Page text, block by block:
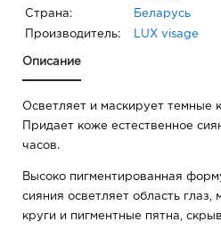
Страна: Беларусь
Производитель: LUX visage
Описание
Осветляет и маскирует темные
Придает коже естественное
часов.
Высоко пигментированная
сияния осветляет область глаз,
круги и пигментные пятна,